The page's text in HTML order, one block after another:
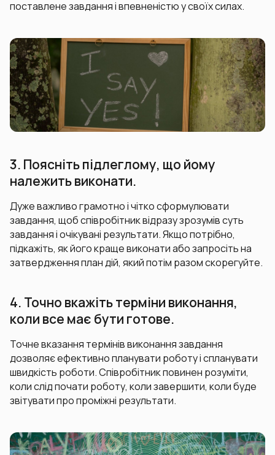
поставлене завдання і впевненістю у своїх силах.
3. Поясніть підлеглому, що йому
належить виконати.
Дуже важливо грамотно і чітко сформулювати
завдання, щоб співробітник відразу зрозумів суть
завдання і очікувані результати. Якщо потрібно,
підкажіть, як його краще виконати або запросіть на
затвердження план дій, який потім разом скорегуйте.
4. Точно вкажіть терміни виконання,
коли все має бути готове.
Точне вказання термінів виконання завдання
дозволяє ефективно планувати роботу і спланувати
швидкість роботи. Співробітник повинен розуміти,
коли слід почати роботу, коли завершити, коли буде
звітувати про проміжні результати.